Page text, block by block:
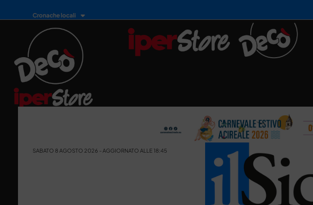
Cronache locali
SABATO 8 AGOSTO 2026 - AGGIORNATO ALLE 18:45